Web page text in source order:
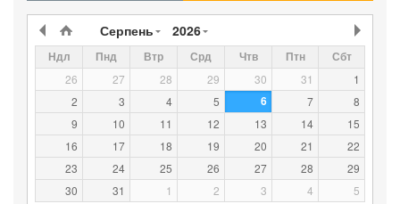
Серпень 2026
Ндл Пнд Втр Срд Чтв Птн Сбт
26 27 28 29 30 31
1
2
3 4 5 6 7
8
9
10 11 12 13 14
15
16
17 18 19 20 21
22
23
24 25 26 27 28
29
30
31 1 2 3 4 5